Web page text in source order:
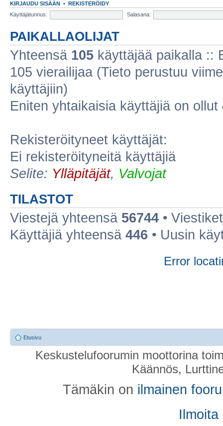
KIRJAUDU SISÄÄN • REKISTERÖIDY
Käyttäjätunnus:
Salasana:
PAIKALLAOLIJAT
Yhteensä 105 käyttäjää paikalla ::
105 vierailijaa (Tieto perustuu
käyttäjiin)
Eniten yhtaikaisia käyttäjiä on ollut
Rekisteröityneet käyttäjät:
Ei rekisteröityneitä käyttäjiä
Selite: Ylläpitäjät, Valvojat
TILASTOT
Viestejä yhteensä 56744 •
Käyttäjiä yhteensä 446 • Uusin
Error
Etusivu
Keskustelufoorumin moottorina
Käännös,
Tämäkin on ilmainen